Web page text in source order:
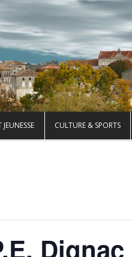
CULTURE & SPORTS
Dignac